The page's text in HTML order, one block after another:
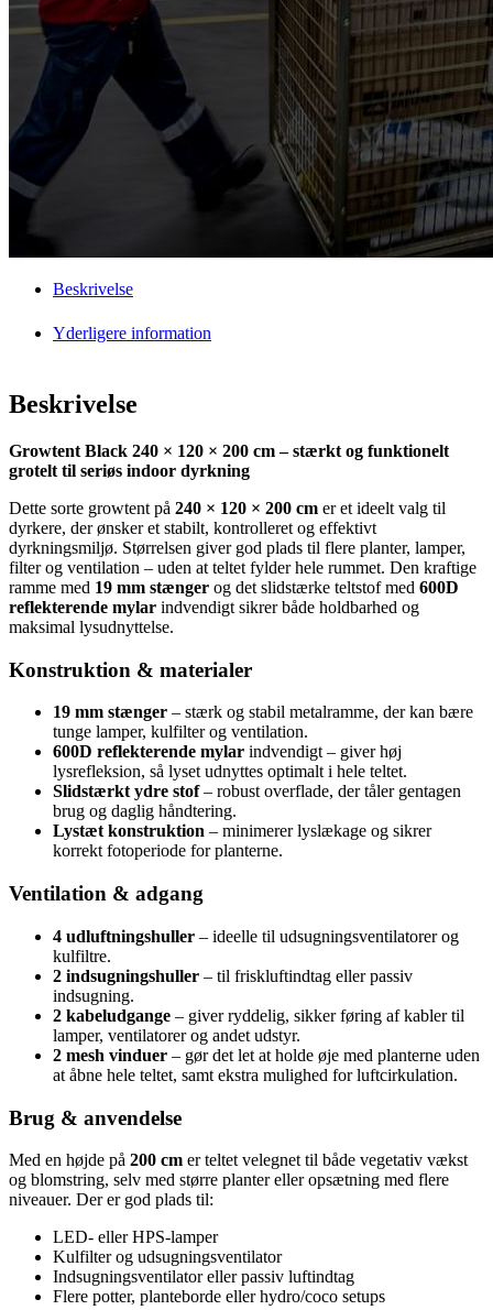
Beskrivelse
Yderligere information
Beskrivelse
Growtent Black 240 × 120 × 200 cm – stærkt og funktionelt
grotelt til seriøs indoor dyrkning
Dette sorte growtent på 240 × 120 × 200 cm er et ideelt valg til
dyrkere, der ønsker et stabilt, kontrolleret og effektivt
dyrkningsmiljø. Størrelsen giver god plads til flere planter, lamper,
filter og ventilation – uden at teltet fylder hele rummet. Den kraftige
ramme med 19 mm stænger og det slidstærke teltstof med 600D
reflekterende mylar indvendigt sikrer både holdbarhed og
maksimal lysudnyttelse.
Konstruktion & materialer
19 mm stænger – stærk og stabil metalramme, der kan bære
tunge lamper, kulfilter og ventilation.
600D reflekterende mylar indvendigt – giver høj
lysrefleksion, så lyset udnyttes optimalt i hele teltet.
Slidstærkt ydre stof– robust overflade, der tåler gentagen
brug og daglig håndtering.
Lystæt konstruktion – minimerer lyslækage og sikrer
korrekt fotoperiode for planterne.
Ventilation & adgang
4 udluftningshuller – ideelle til udsugningsventilatorer og
kulfiltre.
2 indsugningshuller – til friskluftindtag eller passiv
indsugning.
2 kabeludgange – giver ryddelig, sikker føring af kabler til
lamper, ventilatorer og andet udstyr.
2 mesh vinduer – gør det let at holde øje med planterne uden
at åbne hele teltet, samt ekstra mulighed for luftcirkulation.
Brug & anvendelse
Med en højde på 200 cm er teltet velegnet til både vegetativ vækst
og blomstring, selv med større planter eller opsætning med flere
niveauer. Der er god plads til:
LED- eller HPS-lamper
Kulfilter og udsugningsventilator
Indsugningsventilator eller passiv luftindtag
Flere potter, planteborde eller hydro/coco setups